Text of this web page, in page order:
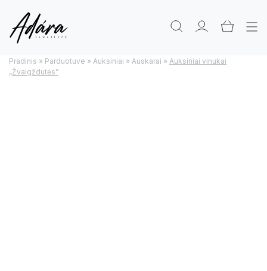
Pradinis » Parduotuve » Auksiniai » Auskarai » Auksiniai vinukai
„Žvaigždutės”